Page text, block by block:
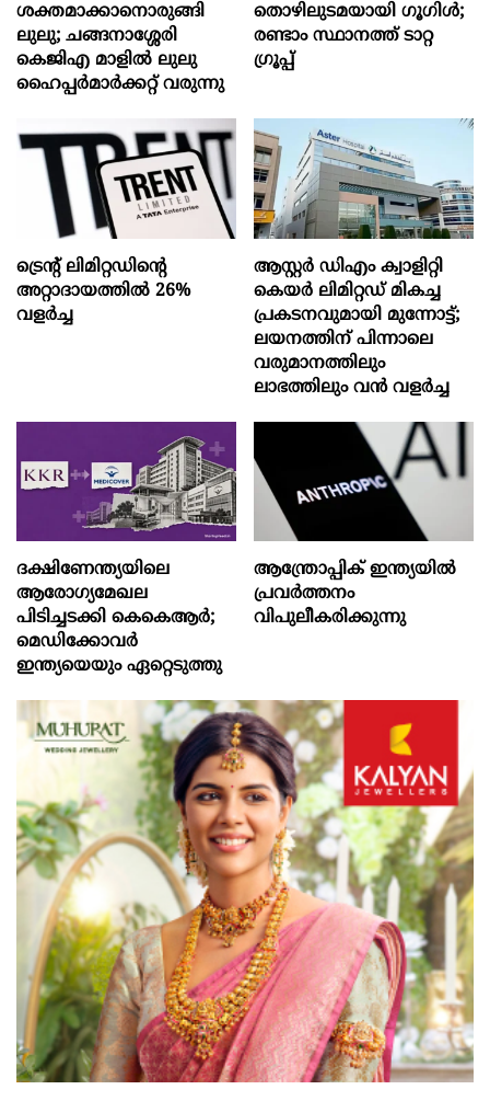
ശക്തമാക്കാനൊരുങ്ങി
ലുലു; ചങ്ങനാശ്ശേരി
കെജിഎ മാളിൽ ലുലു
ഹൈപ്പർമാർക്കറ്റ് വരുന്നു
തൊഴിലുടമയായി ഗൂഗിള്‍;
രണ്ടാം സ്ഥാനത്ത് ടാറ്റ
ഗ്രൂപ്പ്
ട്രെന്റ് ലിമിറ്റഡിന്റെ
അറ്റാദായത്തിൽ 26%
വളര്‍ച്ച
ആസ്റ്റർ ഡിഎം ക്വാളിറ്റി
കെയർ ലിമിറ്റഡ് മികച്ച
പ്രകടനവുമായി മുന്നോട്ട്;
ലയനത്തിന് പിന്നാലെ
വരുമാനത്തിലും
ലാഭത്തിലും വൻ വളർച്ച
ദക്ഷിണേന്ത്യയിലെ
ആരോഗ്യമേഖല
പിടിച്ചടക്കി കെകെആർ;
മെഡിക്കോവർ
ഇന്ത്യയെയും ഏറ്റെടുത്തു
ആന്ത്രോപ്പിക് ഇന്ത്യയില്‍
പ്രവര്‍ത്തനം
വിപുലീകരിക്കുന്നു